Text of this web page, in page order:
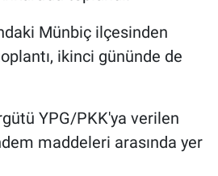
Münbiç ilçesinden
ikinci gününde de
YPG/PKK'ya verilen
maddeleri arasında yer